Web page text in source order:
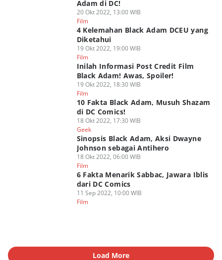
Adam di DC!
20 Okt 2022, 13:00 WIB
Film
4 Kelemahan Black Adam DCEU yang
Diketahui
19 Okt 2022, 19:00 WIB
Film
Inilah Informasi Post Credit Film
Black Adam! Awas, Spoiler!
19 Okt 2022, 18:30 WIB
Film
10 Fakta Black Adam, Musuh Shazam
di DC Comics!
18 Okt 2022, 17:30 WIB
Geek
Sinopsis Black Adam, Aksi Dwayne
Johnson sebagai Antihero
18 Okt 2022, 06:00 WIB
Film
6 Fakta Menarik Sabbac, Jawara Iblis
dari DC Comics
11 Sep 2022, 10:00 WIB
Film
Load More